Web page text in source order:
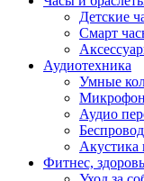
Детские
Смарт
Аудиотехника
Умные
Аудио
Акустика
Фитнес,